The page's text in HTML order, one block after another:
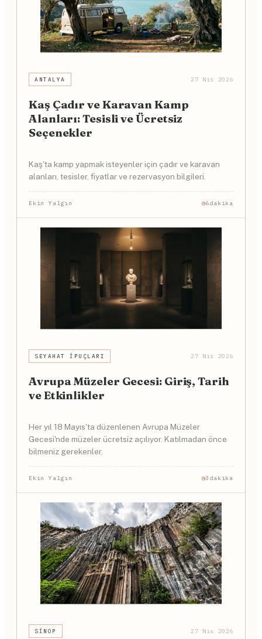
ANTALYA 27 Nis 2026
Kaş Çadır ve Karavan Kamp
Alanları: Tesisli ve Ücretsiz
Seçenekler
Kaş'ta kamp yapmak isteyenler için çadır ve karavan
alanları, tesisler, fiyatlar ve rezervasyon bilgileri.
Ekin Yalgın 6dakika
SEYAHAT İPUÇLARI 27 Nis 2026
Avrupa Müzeler Gecesi: Giriş, Tarih
ve Etkinlikler
Her yıl 18 Mayıs'ta düzenlenen Avrupa Müzeler
Gecesi'nde müzeler ücretsiz açılıyor. Katılmadan önce
bilmeniz gerekenler.
Ekin Yalgın 3dakika
SINOP 27 Nis 2026